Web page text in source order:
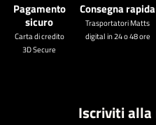
Pagamento
sicuro
Carta di credito
3D Secure
Consegna rapida
Trasportatori Matts
digital in 24 o 48 ore
Iscriviti